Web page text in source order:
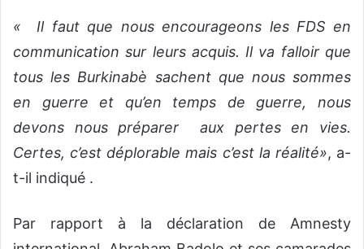
« Il faut que nous encourageons les FDS en
communication sur leurs acquis. Il va falloir que
tous les Burkinabè sachent que nous sommes
en guerre et qu’en temps de guerre, nous
devons nous préparer aux pertes en vies.
Certes, c’est déplorable mais c’est la réalité», a-
t-il indiqué .
Par rapport à la déclaration de Amnesty